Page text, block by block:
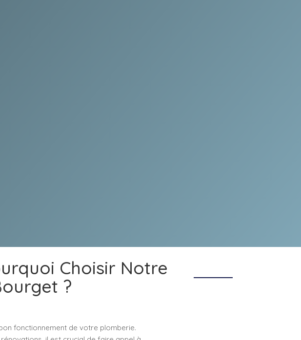
Choisir Notre
?
fonctionnement de votre plomberie.